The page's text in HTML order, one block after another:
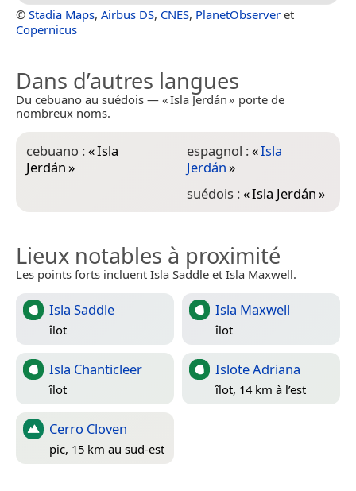
© Stadia Maps, Airbus DS, CNES, PlanetObserver et
Copernicus
Dans d’autres langues
Du cebuano au suédois — « Isla Jerdán » porte de
nombreux noms.
cebuano :«Isla
Jerdán»
espagnol :«Isla
Jerdán»
suédois :«Isla Jerdán»
Lieux notables à proximité
Les points forts incluent Isla Saddle et Isla Maxwell.
Isla Saddle
îlot
Isla Maxwell
îlot
Isla Chanticleer
îlot
Islote Adriana
îlot, 14 km à l’est
Cerro Cloven
pic, 15 km au sud-est